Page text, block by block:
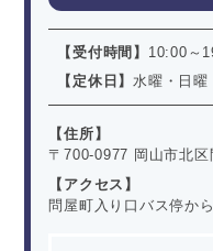
【受付時間】 10:00～
【定休日】 水曜・日曜
住所
〒700-0977 岡山市北
アクセス
問屋町入り口バス停か